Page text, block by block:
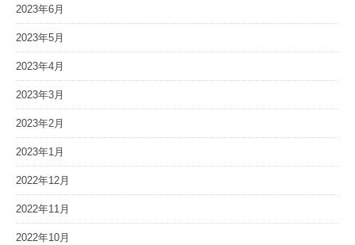
2023年6月
2023年5月
2023年4月
2023年3月
2023年2月
2023年1月
2022年12月
2022年11月
2022年10月